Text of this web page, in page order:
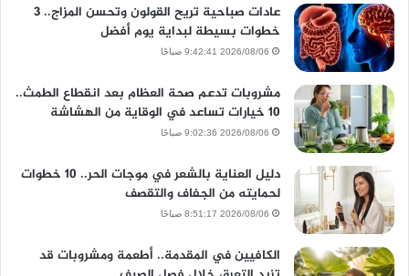
عادات صباحية تريح القولون وتحسن المزاج.. 3
خطوات بسيطة لبداية يوم أفضل
2026/08/06 9:42:41 صباحًا
مشروبات تدعم صحة العظام بعد انقطاع الطمث..
10 خيارات تساعد في الوقاية من الهشاشة
2026/08/06 9:02:36 صباحًا
دليل العناية بالشعر في موجات الحر.. 10 خطوات
لحمايته من الجفاف والتقصف
2026/08/06 8:51:17 صباحًا
الكافيين في المقدمة.. أطعمة ومشروبات قد